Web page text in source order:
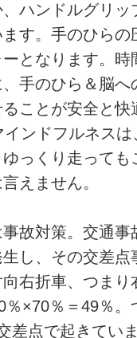
ハンドルグリッ
す。手のひらの
となります。時
手のひら＆脳へ
ことが安全と快
インドフルネスは
っくり走っても
えません。
故対策。交通事
し、その交差点
右折車、つまり
％×70％＝49％。
差点で起きていま